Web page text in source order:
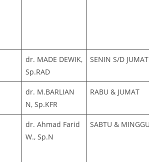
dr. MADE DEWIK,
Sp.RAD
SENIN S/D JUMAT
dr. M.BARLIAN
N, Sp.KFR
RABU & JUMAT
dr. Ahmad Farid
W., Sp.N
SABTU & MINGGU